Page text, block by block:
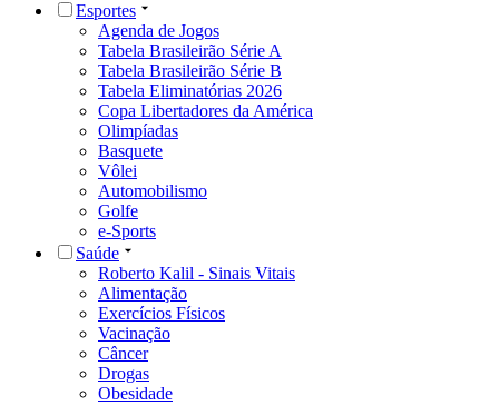
Esportes
Agenda de Jogos
Tabela Brasileirão Série A
Tabela Brasileirão Série B
Tabela Eliminatórias 2026
Copa Libertadores da América
Olimpíadas
Basquete
Vôlei
Automobilismo
Golfe
e-Sports
Saúde
Roberto Kalil - Sinais Vitais
Alimentação
Exercícios Físicos
Vacinação
Câncer
Drogas
Obesidade